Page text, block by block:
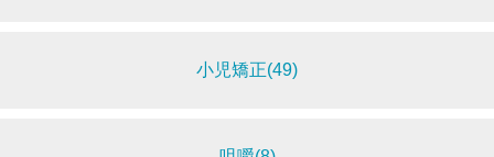
小児矯正(49)